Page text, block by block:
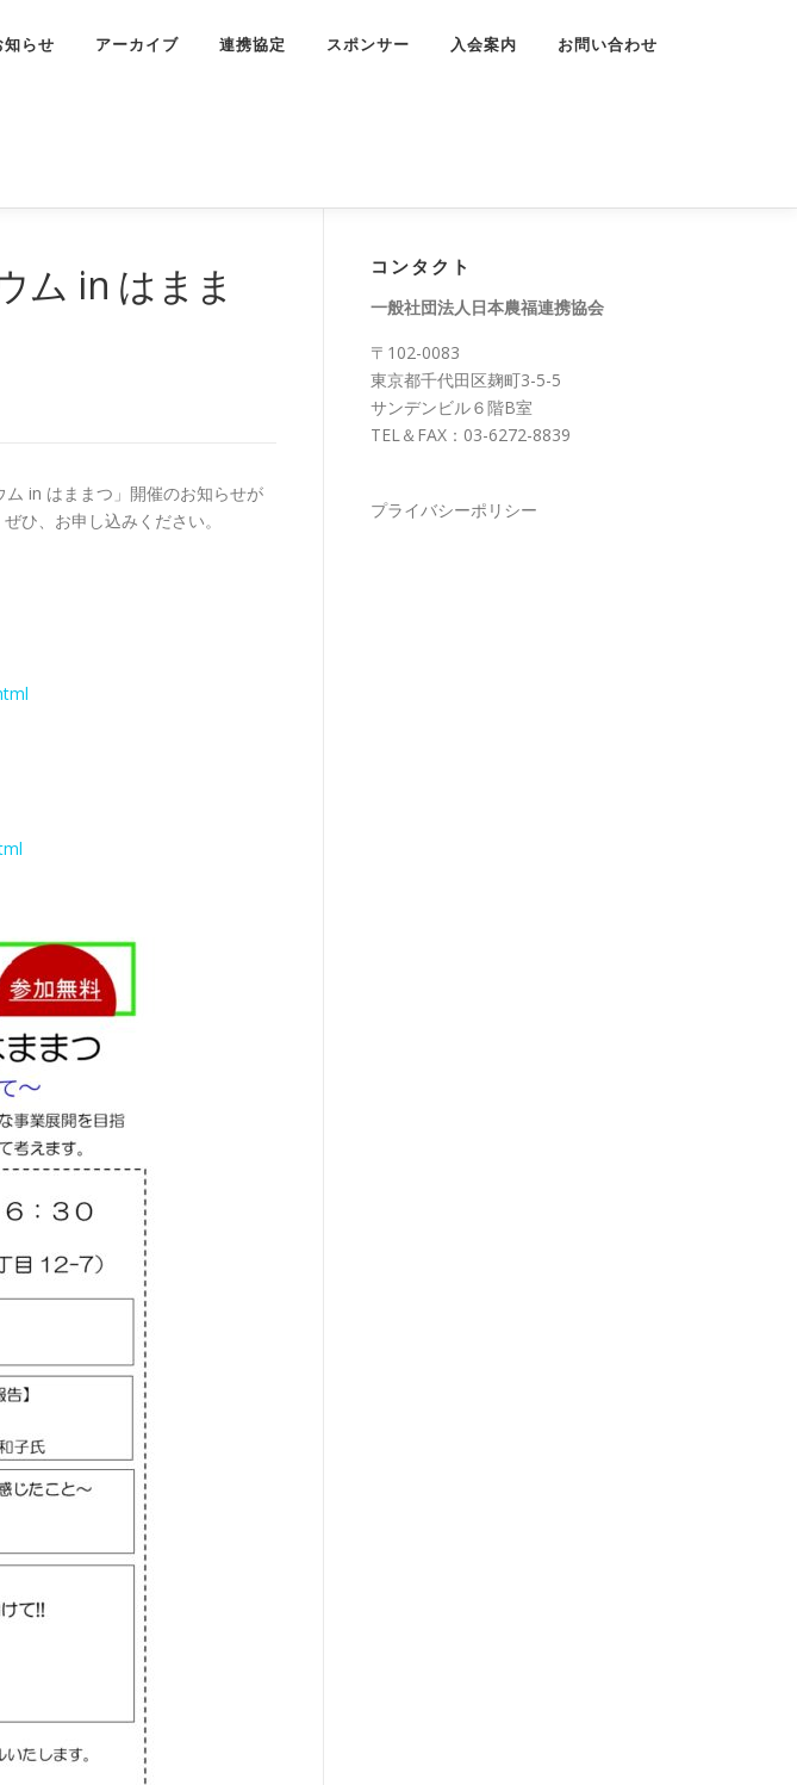
知らせ アーカイブ 連携協定 スポンサー 入会案内 お問い合わせ
ム in はまま
in はままつ」開催のお知らせが
ひ、お申し込みください。
コンタクト
一般社団法人日本農福連携協会
〒102-0083
東京都千代田区麹町3-5-5
サンデンビル６階B室
TEL＆FAX：03-6272-8839
プライバシーポリシー